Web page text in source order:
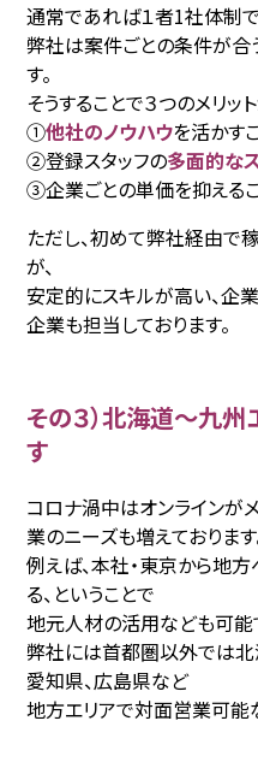
通常であれば１者1社体制で
弊社は案件ごとの条件が
す。
そうすることで３つのメリッ
①他社のノウハウを活かす
②登録スタッフの多面的な
③企業ごとの単価を抑える
ただし、初めて弊社経由で
が、
安定的にスキルが高い、企
企業も担当しております。
その３）北海道〜九
す
コロナ渦中はオンラインが
業のニーズも増えております
例えば、本社・東京から地
る、ということで
地元人材の活用なども可能
弊社には首都圏以外では北
愛知県、広島県など
地方エリアで対面営業可能